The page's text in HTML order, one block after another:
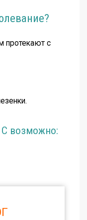
протекают с
С возможно: